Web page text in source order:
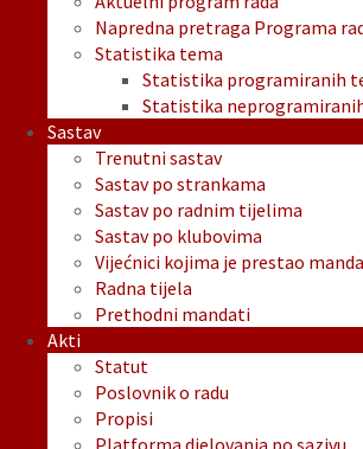
Napredna pretraga Programa
Statistika tema
Statistika programiranih
Statistika
Sastav
Trenutni sastav
Sastav po strankama
Sastav po radnim tijelima
Sastav po klubovima
Vijećnici kojima je prestao
Radna tijela
Prethodni mandati
Akti
Statut
Poslovnik o radu
Propisi